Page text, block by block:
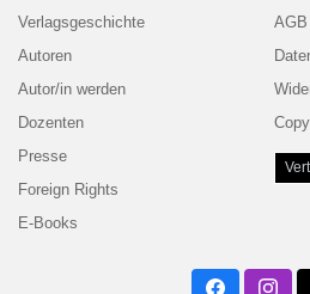
Verlagsgeschichte
Autoren
Autor/in werden
Dozenten
Presse
Foreign Rights
E-Books
AGB
Facebook